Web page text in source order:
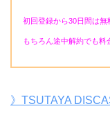
初回登録から30日間は無
もちろん途中解約でも料
》TSUTAYA